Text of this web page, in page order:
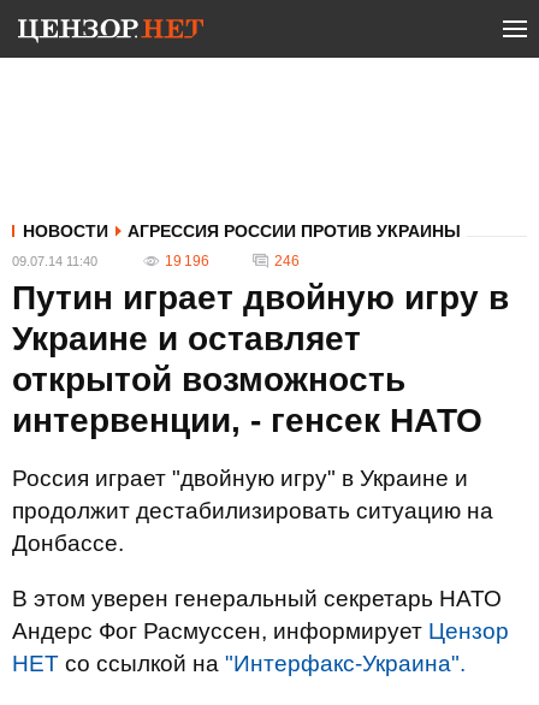
НОВОСТИ АГРЕССИЯ РОССИИ ПРОТИВ УКРАИНЫ
09.07.14 11:40 19 196 246
Путин играет двойную игру в
Украине и оставляет
открытой возможность
интервенции, - генсек НАТО
Россия играет "двойную игру" в Украине и
продолжит дестабилизировать ситуацию на
Донбассе.
В этом уверен генеральный секретарь НАТО
Андерс Фог Расмуссен, информирует Цензор
НЕТ со ссылкой на "Интерфакс-Украина".